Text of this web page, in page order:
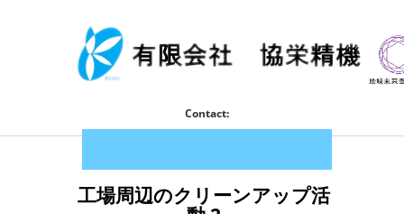
Contact:
工場周辺のクリーンアップ活